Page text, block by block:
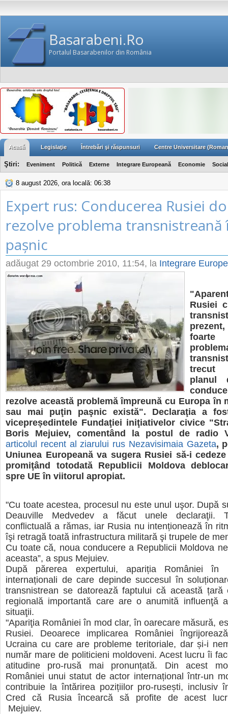
Basarabeni.Ro
Portalul Basarabenilor din România
Acasă Legislaţie Întrebări şi răspunsuri Centre Universitare
Ştiri: Eveniment Politică Externe Integrare Europeană Economie Social
8 august 2026, ora locală: 06:38
Expert rus: Conducerea Rusiei
rezolve problema
pașnic
adăugat 29 octombrie 2010, 11:54, la Integrare
Rusiei
foarte
trecut
planul
rezolve această problemă împreună cu Europa în
sau mai puţin paşnic există". Declaraţia a
vicepreședintele Fundaţiei iniţiativelor civice
Boris Mejuiev, comentând la postul de radio
articolul recent al ziarului rus Nezavisimaia Gazeta,
Uniunea Europeană va sugera Rusiei să-i
promiţând totodată Republicii Moldova
spre UE în viitorul apropiat.
"Cu toate acestea, procesul nu este unul uşor. După
Deauville Medvedev a făcut unele declaraţii.
conflictuală a rămas, iar Rusia nu intenționează în
îşi retragă toată infrastructura militară şi trupele de
Cu toate că, noua conducere a Republicii Moldova
aceasta”, a spus Mejuiev.
După părerea expertului, apariția României în
internaționali de care depinde succesul în
transnistrean se datorează faptului că această țară
regională importantă care are o anumită influenţă
situaţii.
"Apariţia României în mod clar, în oarecare măsură,
Rusiei. Deoarece implicarea României
Ucraina cu care are probleme teritoriale, dar și-i
număr mare de politicieni moldoveni. Acest lucru îi
atitudine pro-rusă mai pronunțată. Din acest
României unui statut de actor internațional într-un
contribuie la întărirea pozițiilor pro-rusești, inclusiv
Cred că Rusia încearcă să profite de acest
Mejuiev.